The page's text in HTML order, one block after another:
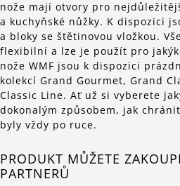
nože mají otvory pro
a kuchyňské nůžky. K dispozici
a bloky se štětinovou vložkou.
flexibilní a lze je použít pro
nože WMF jsou k dispozici
kolekcí Grand Gourmet, Grand
Classic Line. Ať už si vyberete
dokonalým způsobem, jak
byly vždy po ruce.
PRODUKT MŮŽETE
PARTNERŮ